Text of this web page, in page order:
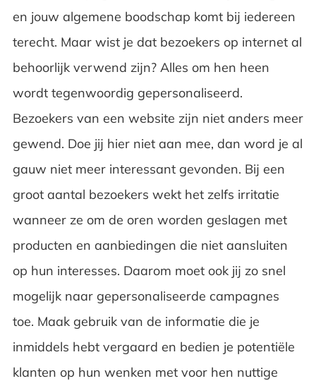
en jouw algemene boodschap komt bij iedereen
terecht. Maar wist je dat bezoekers op internet al
behoorlijk verwend zijn? Alles om hen heen
wordt tegenwoordig gepersonaliseerd.
Bezoekers van een website zijn niet anders meer
gewend. Doe jij hier niet aan mee, dan word je al
gauw niet meer interessant gevonden. Bij een
groot aantal bezoekers wekt het zelfs irritatie
wanneer ze om de oren worden geslagen met
producten en aanbiedingen die niet aansluiten
op hun interesses. Daarom moet ook jij zo snel
mogelijk naar gepersonaliseerde campagnes
toe. Maak gebruik van de informatie die je
inmiddels hebt vergaard en bedien je potentiële
klanten op hun wenken met voor hen nuttige